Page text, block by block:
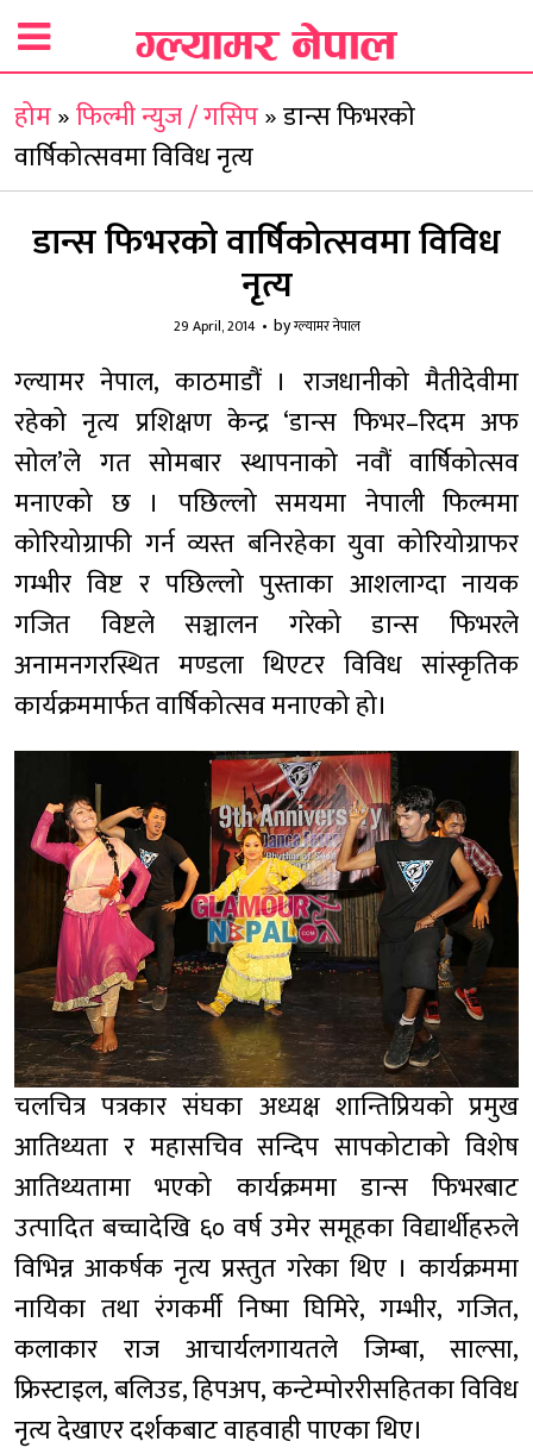
होम»फिल्मी न्युज / गसिप»डान्स फिभरको
वार्षिकोत्सवमा विविध नृत्य
डान्स फिभरको वार्षिकोत्सवमा विविध
नृत्य
29 April, 2014 byग्ल्यामर नेपाल
ग्ल्यामर नेपाल, काठमाडौं । राजधानीको मैतीदेवीमा
रहेको नृत्य प्रशिक्षण केन्द्र ‘डान्स फिभर–रिदम अफ
सोल’ले गत सोमबार स्थापनाको नवौं वार्षिकोत्सव
मनाएको छ । पछिल्लो समयमा नेपाली फिल्ममा
कोरियोग्राफी गर्न व्यस्त बनिरहेका युवा कोरियोग्राफर
गम्भीर विष्ट र पछिल्लो पुस्ताका आशलाग्दा नायक
गजित विष्टले सञ्चालन गरेको डान्स फिभरले
अनामनगरस्थित मण्डला थिएटर विविध सांस्कृतिक
कार्यक्रममार्फत वार्षिकोत्सव मनाएको हो।
चलचित्र पत्रकार संघका अध्यक्ष शान्तिप्रियको प्रमुख
आतिथ्यता र महासचिव सन्दिप सापकोटाको विशेष
आतिथ्यतामा भएको कार्यक्रममा डान्स फिभरबाट
उत्पादित बच्चादेखि ६० वर्ष उमेर समूहका विद्यार्थीहरुले
विभिन्न आकर्षक नृत्य प्रस्तुत गरेका थिए । कार्यक्रममा
नायिका तथा रंगकर्मी निष्मा घिमिरे, गम्भीर, गजित,
कलाकार राज आचार्यलगायतले जिम्बा, साल्सा,
फ्रिस्टाइल, बलिउड, हिपअप, कन्टेम्पोररीसहितका विविध
नृत्य देखाएर दर्शकबाट वाहवाही पाएका थिए।